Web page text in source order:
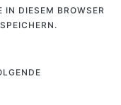
DIESEM BROWSER